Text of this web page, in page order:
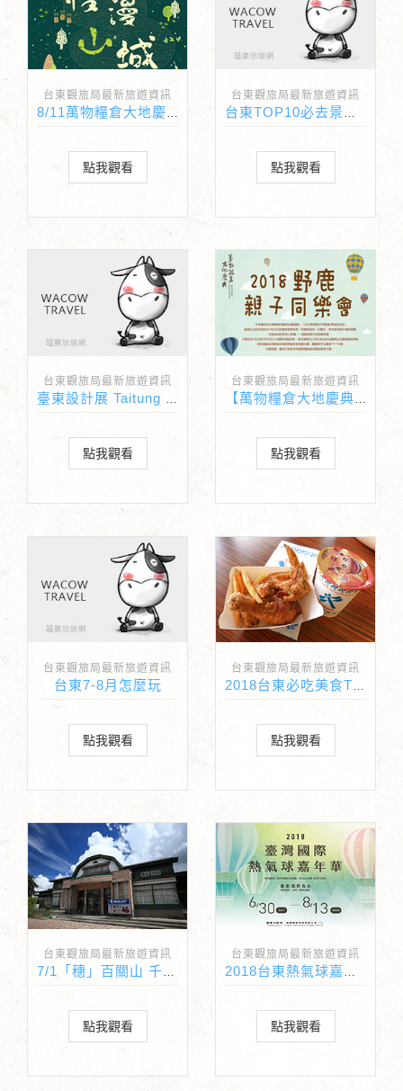
台東觀旅局最新旅遊資訊
點我觀看
台東觀旅局最新旅遊資訊
點我觀看
台東觀旅局最新旅遊資訊
臺東設計展 Taitung Design EXPO
點我觀看
台東觀旅局最新旅遊資訊
【萬物糧倉大地慶典，夏果藝術季開跑囉!!第二彈】
點我觀看
台東觀旅局最新旅遊資訊
台東7-8月怎麼玩
點我觀看
台東觀旅局最新旅遊資訊
點我觀看
台東觀旅局最新旅遊資訊
7/1「穗」百關山 千人作伙飯包DIY歡迎踴躍報名參加
點我觀看
台東觀旅局最新旅遊資訊
2018台東熱氣球嘉年華 ─ 售票、交通相關問題通通看這邊
點我觀看